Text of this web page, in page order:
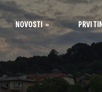
NOVOSTI PRVI
Igrači
Stručni štab